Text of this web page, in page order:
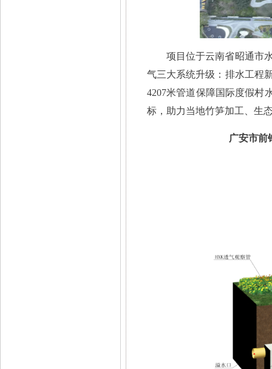
项目位于云南省昭通市
气三大系统升级：排水工程
4207米管道保障国际度假村
标，助力当地竹笋加工、生
广安市前